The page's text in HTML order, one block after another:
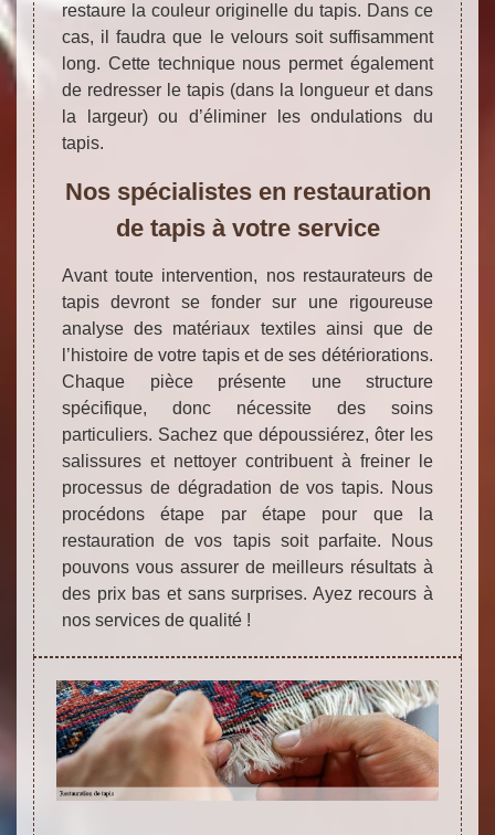
restaure la couleur originelle du tapis. Dans ce
cas, il faudra que le velours soit suffisamment
long. Cette technique nous permet également
de redresser le tapis (dans la longueur et dans
la largeur) ou d’éliminer les ondulations du
tapis.
Nos spécialistes en restauration
de tapis à votre service
Avant toute intervention, nos restaurateurs de
tapis devront se fonder sur une rigoureuse
analyse des matériaux textiles ainsi que de
l’histoire de votre tapis et de ses détériorations.
Chaque pièce présente une structure
spécifique, donc nécessite des soins
particuliers. Sachez que dépoussiérez, ôter les
salissures et nettoyer contribuent à freiner le
processus de dégradation de vos tapis. Nous
procédons étape par étape pour que la
restauration de vos tapis soit parfaite. Nous
pouvons vous assurer de meilleurs résultats à
des prix bas et sans surprises. Ayez recours à
nos services de qualité !